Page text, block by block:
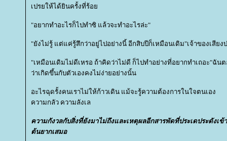
เปรยให้ได้ยินครั้งที่ร้อ
"อยากทำอะไรก็ไปทำซิ แล้วจะทำอะไรล่ะ"
"ยังไม่รู้ แต่แค่รู้สึกว่าอยู่ไปอย่างนี้ อีกสิบปีก็เหมือนเดิม"เจ้าของเสียง
"เหมือนเดิมไม่ดีเหรอ ถ้าคิดว่าไม่ดี ก็ไปทำอย่างที่อยากทำเถอะ"ฉัน
ว่าเกิดขึ้นกับตัวเองคงไม่ง่ายอย่างนั้น
อะไรฉุดรั้งคนเราไม่ให้ก้าวเดิน แม้จะรู้ความต้องการในใจตนเอง
ความกลัว ความลังเล
ความกังวลกับสิ่งที่ยังมาไม่ถึงและเหตุผลอีกสารพัดที่ประเดประดังเข้
ต้นยากเสมอ